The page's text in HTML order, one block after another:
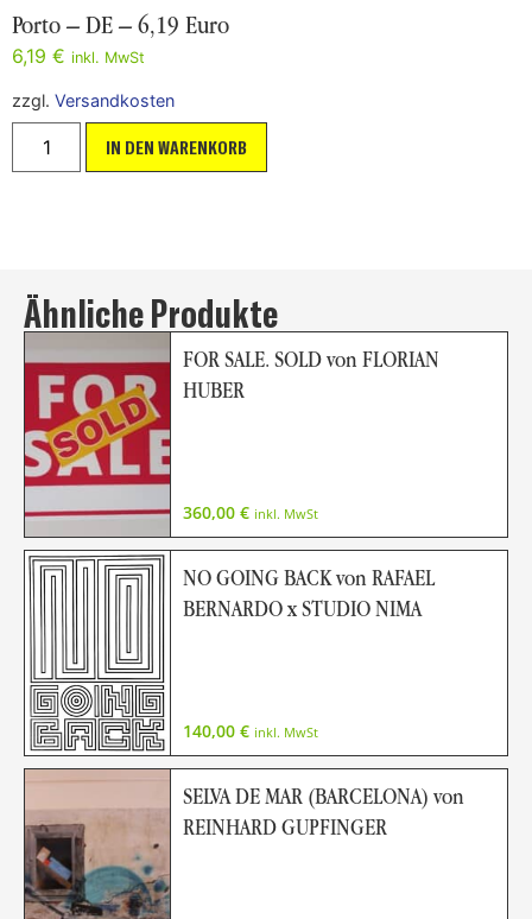
Porto – DE – 6,19 Euro
6,19 € inkl. MwSt
zzgl. Versandkosten
IN DEN WARENKORB
Ähnliche Produkte
FOR SALE. SOLD von FLORIAN
HUBER
360,00 € inkl. MwSt
NO GOING BACK von RAFAEL
BERNARDO x STUDIO NIMA
140,00 € inkl. MwSt
SELVA DE MAR (BARCELONA) von
REINHARD GUPFINGER